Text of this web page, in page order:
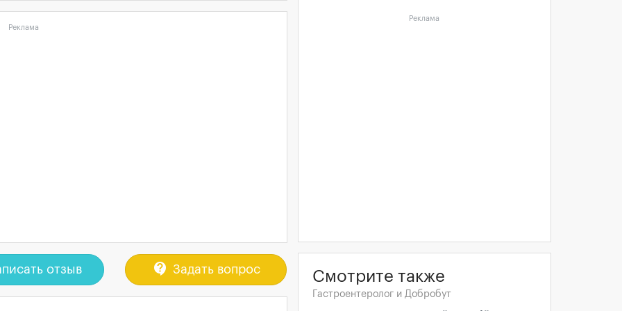
Реклама
отзыв contact_support Задать вопрос
Реклама
Смотрите также
Гастроентеролог и Добробут